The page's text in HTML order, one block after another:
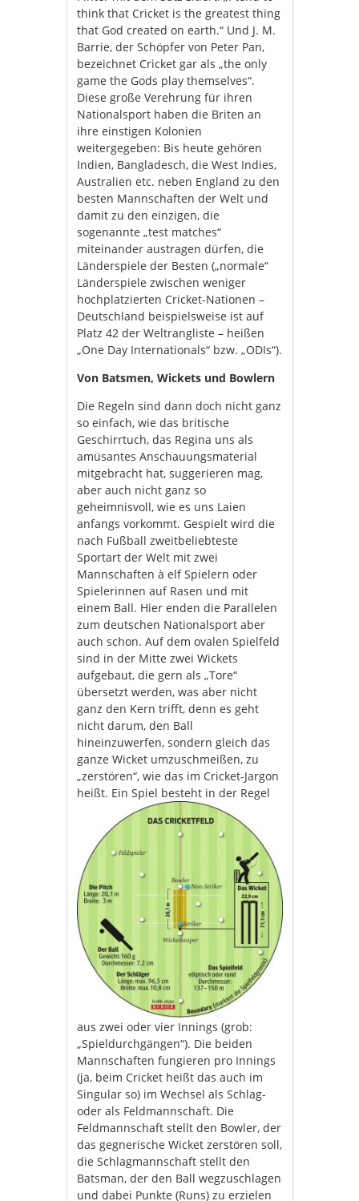
think that Cricket is the greatest thing
that God created on earth.“ Und J. M.
Barrie, der Schöpfer von Peter Pan,
bezeichnet Cricket gar als „the only
game the Gods play themselves“.
Diese große Verehrung für ihren
Nationalsport haben die Briten an
ihre einstigen Kolonien
weitergegeben: Bis heute gehören
Indien, Bangladesch, die West Indies,
Australien etc. neben England zu den
besten Mannschaften der Welt und
damit zu den einzigen, die
sogenannte „test matches“
miteinander austragen dürfen, die
Länderspiele der Besten („normale“
Länderspiele zwischen weniger
hochplatzierten Cricket-Nationen –
Deutschland beispielsweise ist auf
Platz 42 der Weltrangliste – heißen
„One Day Internationals“ bzw. „ODIs“).
Von Batsmen, Wickets und Bowlern
Die Regeln sind dann doch nicht ganz
so einfach, wie das britische
Geschirrtuch, das Regina uns als
amüsantes Anschauungsmaterial
mitgebracht hat, suggerieren mag,
aber auch nicht ganz so
geheimnisvoll, wie es uns Laien
anfangs vorkommt. Gespielt wird die
nach Fußball zweitbeliebteste
Sportart der Welt mit zwei
Mannschaften à elf Spielern oder
Spielerinnen auf Rasen und mit
einem Ball. Hier enden die Parallelen
zum deutschen Nationalsport aber
auch schon. Auf dem ovalen Spielfeld
sind in der Mitte zwei Wickets
aufgebaut, die gern als „Tore“
übersetzt werden, was aber nicht
ganz den Kern trifft, denn es geht
nicht darum, den Ball
hineinzuwerfen, sondern gleich das
ganze Wicket umzuschmeißen, zu
„zerstören“, wie das im Cricket-Jargon
heißt. EinSpiel besteht in der Regel
aus zwei oder vier Innings (grob:
„Spieldurchgängen“). Die beiden
Mannschaften fungieren pro Innings
(ja, beim Cricket heißt das auch im
Singular so) im Wechsel als Schlag-
oder als Feldmannschaft. Die
Feldmannschaft stellt den Bowler, der
das gegnerische Wicket zerstören soll,
die Schlagmannschaft stellt den
Batsman, der den Ball wegzuschlagen
und dabei Punkte (Runs) zu erzielen